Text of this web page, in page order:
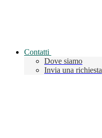
Contatti
Dove siamo
Invia una richiesta